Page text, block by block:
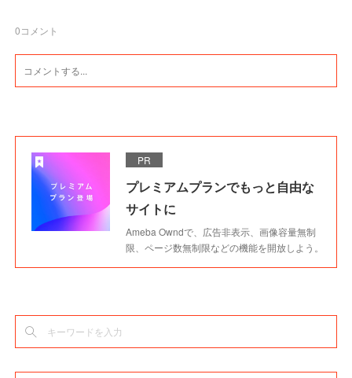
0コメント
PR
プレミアムプランでもっと自由な
サイトに
Ameba Owndで、広告非表示、画像容量無制
限、ページ数無制限などの機能を開放しよう。